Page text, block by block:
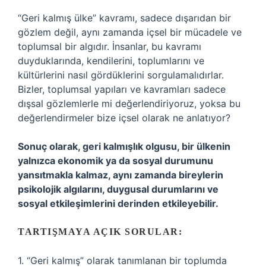
“Geri kalmış ülke” kavramı, sadece dışarıdan bir
gözlem değil, aynı zamanda içsel bir mücadele ve
toplumsal bir algıdır. İnsanlar, bu kavramı
duyduklarında, kendilerini, toplumlarını ve
kültürlerini nasıl gördüklerini sorgulamalıdırlar.
Bizler, toplumsal yapıları ve kavramları sadece
dışsal gözlemlerle mi değerlendiriyoruz, yoksa bu
değerlendirmeler bize içsel olarak ne anlatıyor?
Sonuç olarak, geri kalmışlık olgusu, bir ülkenin
yalnızca ekonomik ya da sosyal durumunu
yansıtmakla kalmaz, aynı zamanda bireylerin
psikolojik algılarını, duygusal durumlarını ve
sosyal etkileşimlerini derinden etkileyebilir.
TARTIŞMAYA AÇIK SORULAR:
1. “Geri kalmış” olarak tanımlanan bir toplumda